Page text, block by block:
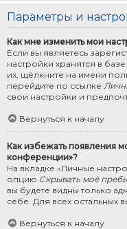
Параметры и
Как мне изменить мои
Если вы являетесь
настройки хранятся в
их, щёлкните на имени
перейдите по ссылке
свои настройки и
Вернуться к началу
Как избежать появления
конференции»?
На вкладке «Личные
опцию Скрывать моё
вы будете видны только
себе. Для всех остальных
Вернуться к началу